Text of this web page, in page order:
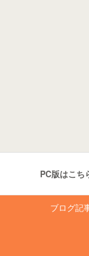
PC版はこち
ブログ記